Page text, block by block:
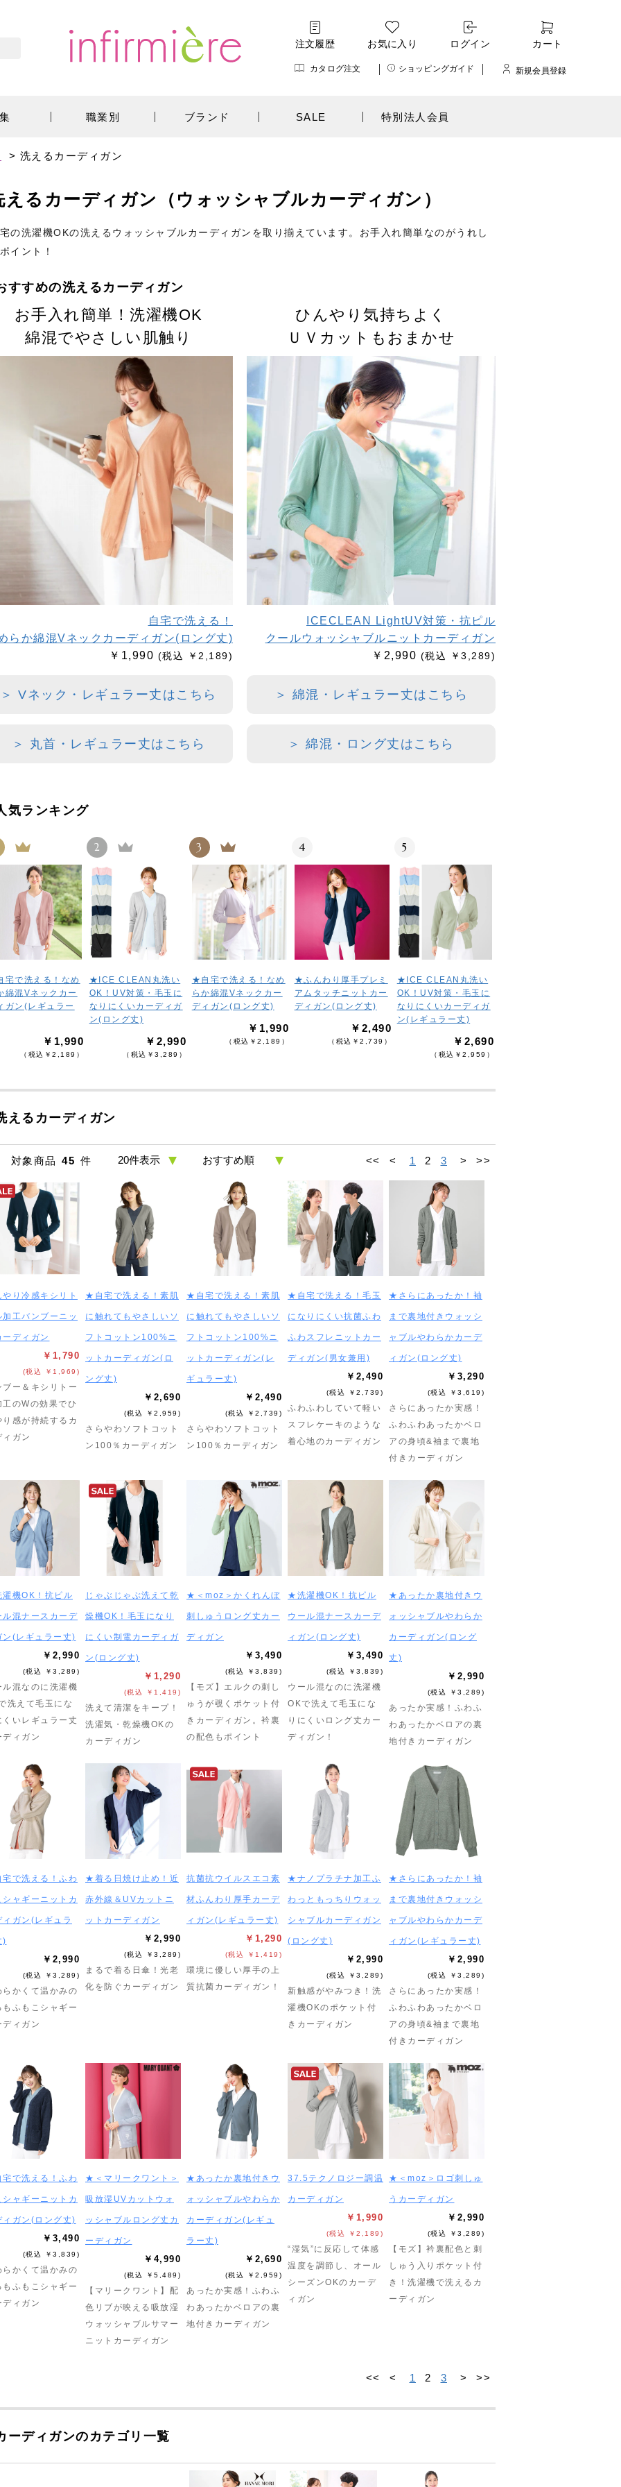
注文履歴 お気に入り ログイン カート
カタログ注文 ショッピングガイド 新規会員登録
職業別 ブランド SALE 特別法人会員
> 洗えるカーディガン
えるカーディガン（ウォッシャブルカーディガン）
の洗濯機OKの洗えるウォッシャブルカーディガンを取り揃えています。お手入れ簡単なのがうれし
イント！
すすめの洗えるカーディガン
お手入れ簡単！洗濯機OK
綿混でやさしい肌触り
自宅で洗える！
らか綿混Vネックカーディガン(ロング丈)
￥1,990 (税込 ￥2,189)
＞ Vネック・レギュラー丈はこちら
＞ 丸首・レギュラー丈はこちら
ひんやり気持ちよく
ＵＶカットもおまかせ
ICECLEAN LightUV対策・抗ピル
クールウォッシャブルニットカーディガン
￥2,990 (税込 ￥3,289)
＞ 綿混・レギュラー丈はこちら
＞ 綿混・ロング丈はこちら
気ランキング
宅で洗える！なめ
綿混Vネックカー
ガン(レギュラー
￥1,990
（税込￥2,189）
2
★ICE CLEAN丸洗い
OK！UV対策・毛玉に
なりにくいカーディガ
ン(ロング丈)
￥2,990
（税込￥3,289）
3
★自宅で洗える！なめ
らか綿混Vネックカー
ディガン(ロング丈)
￥1,990
（税込￥2,189）
4
★ふんわり厚手プレミ
アムタッチニットカー
ディガン(ロング丈)
￥2,490
（税込￥2,739）
5
★ICE CLEAN丸洗い
OK！UV対策・毛玉に
なりにくいカーディガ
ン(レギュラー丈)
￥2,690
（税込￥2,959）
えるカーディガン
対象商品 45 件 << < 1 2 3 > >>
やり冷感キシリト
加工バンブーニッ
ーディガン
￥1,790
(税込 ￥1,969)
ブー＆キシリトー
工のWの効果でひ
り感が持続するカ
ィガン
★自宅で洗える！素肌
に触れてもやさしいソ
フトコットン100%ニ
ットカーディガン(ロ
ング丈)
￥2,690
(税込 ￥2,959)
さらやわソフトコット
ン100％カーディガン
★自宅で洗える！素肌
に触れてもやさしいソ
フトコットン100%ニ
ットカーディガン(レ
ギュラー丈)
￥2,490
(税込 ￥2,739)
さらやわソフトコット
ン100％カーディガン
★自宅で洗える！毛玉
になりにくい抗菌ふわ
ふわスフレニットカー
ディガン(男女兼用)
￥2,490
(税込 ￥2,739)
ふわふわしていて軽い
スフレケーキのような
着心地のカーディガン
★さらにあったか！袖
まで裏地付きウォッシ
ャブルやわらかカーデ
ィガン(ロング丈)
￥3,290
(税込 ￥3,619)
さらにあったか実感！
ふわふわあったかベロ
アの身頃&袖まで裏地
付きカーディガン
機OK！抗ピル
ル混ナースカーデ
ン(レギュラー丈)
￥2,990
(税込 ￥3,289)
ル混なのに洗濯機
洗えて毛玉にな
くいレギュラー丈
ディガン
じゃぶじゃぶ洗えて乾
燥機OK！毛玉になり
にくい制電カーディガ
ン(ロング丈)
￥1,290
(税込 ￥1,419)
洗えて清潔をキープ！
洗濯気・乾燥機OKの
カーディガン
★＜moz＞かくれんぼ
刺しゅうロング丈カー
ディガン
￥3,490
(税込 ￥3,839)
【モズ】エルクの刺し
ゅうが覗くポケット付
きカーディガン。衿裏
の配色もポイント
★洗濯機OK！抗ピル
ウール混ナースカーデ
ィガン(ロング丈)
￥3,490
(税込 ￥3,839)
ウール混なのに洗濯機
OKで洗えて毛玉にな
りにくいロング丈カー
ディガン！
★あったか裏地付きウ
ォッシャブルやわらか
カーディガン(ロング
丈)
￥2,990
(税込 ￥3,289)
あったか実感！ふわふ
わあったかベロアの裏
地付きカーディガン
で洗える！ふわ
シャギーニットカ
ィガン(レギュラ
)
￥2,990
(税込 ￥3,289)
らかくて温かみの
もふもこシャギー
ディガン
★着る日焼け止め！近
赤外線＆UVカットニ
ットカーディガン
￥2,990
(税込 ￥3,289)
まるで着る日傘！光老
化を防ぐカーディガン
抗菌抗ウイルスエコ素
材ふんわり厚手カーデ
ィガン(レギュラー丈)
￥1,290
(税込 ￥1,419)
環境に優しい厚手の上
質抗菌カーディガン！
★ナノプラチナ加工ふ
わっともっちりウォッ
シャブルカーディガン
(ロング丈)
￥2,990
(税込 ￥3,289)
新触感がやみつき！洗
濯機OKのポケット付
きカーディガン
★さらにあったか！袖
まで裏地付きウォッシ
ャブルやわらかカーデ
ィガン(レギュラー丈)
￥2,990
(税込 ￥3,289)
さらにあったか実感！
ふわふわあったかベロ
アの身頃&袖まで裏地
付きカーディガン
で洗える！ふわ
シャギーニットカ
ィガン(ロング丈)
￥3,490
(税込 ￥3,839)
らかくて温かみの
もふもこシャギー
ディガン
★＜マリークワント＞
吸放湿UVカットウォ
ッシャブルロング丈カ
ーディガン
￥4,990
(税込 ￥5,489)
【マリークワント】配
色リブが映える吸放湿
ウォッシャブルサマー
ニットカーディガン
★あったか裏地付きウ
ォッシャブルやわらか
カーディガン(レギュ
ラー丈)
￥2,690
(税込 ￥2,959)
あったか実感！ふわふ
わあったかベロアの裏
地付きカーディガン
37.5テクノロジー調温
カーディガン
￥1,990
(税込 ￥2,189)
“湿気”に反応して体感
温度を調節し、オール
シーズンOKのカーデ
ィガン
★＜moz＞ロゴ刺しゅ
うカーディガン
￥2,990
(税込 ￥3,289)
【モズ】衿裏配色と刺
しゅう入りポケット付
き！洗濯機で洗えるカ
ーディガン
<< < 1 2 3 > >>
ーディガンのカテゴリ一覧